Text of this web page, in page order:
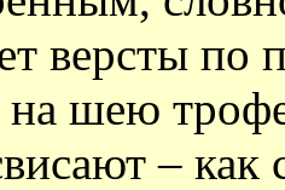
версты по
на шею
– как